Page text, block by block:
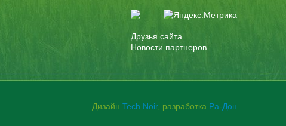
Друзья сайта
Новости партнеров
Дизайн Tech Noir, разработка Ра-Дон